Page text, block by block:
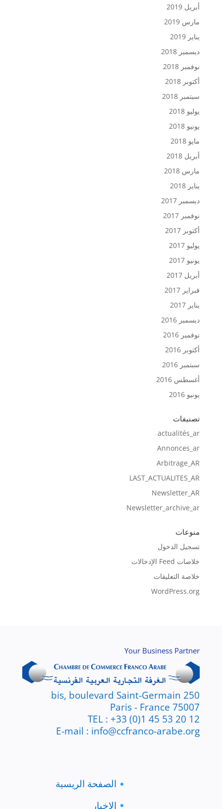
أبريل 2019
مارس 2019
يناير 2019
ديسمبر 2018
نوفمبر 2018
أكتوبر 2018
سبتمبر 2018
يوليو 2018
يونيو 2018
مايو 2018
أبريل 2018
مارس 2018
يناير 2018
ديسمبر 2017
نوفمبر 2017
أكتوبر 2017
يوليو 2017
يونيو 2017
أبريل 2017
فبراير 2017
يناير 2017
ديسمبر 2016
نوفمبر 2016
أكتوبر 2016
سبتمبر 2016
أغسطس 2016
يونيو 2016
تصنيفات
actualités_ar
Annonces_ar
Arbitrage_AR
LAST_ACTUALITES_AR
Newsletter_AR
Newsletter_archive_ar
منوعات
تسجيل الدخول
خلاصات Feed الإدخالات
خلاصة التعليقات
WordPress.org
Your Business Partner
250 bis, boulevard Saint-Germain
75007 Paris - France
TEL : +33 (0)1 45 53 20 12
E-mail : info@ccfranco-arabe.org
الصفحة الريسية
الاخبار